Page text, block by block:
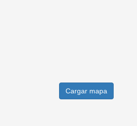
Cargar mapa